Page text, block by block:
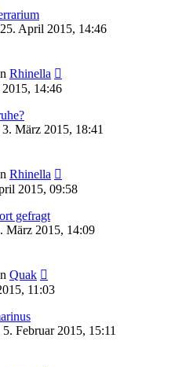
25. April 2015, 14:46
Rhinella
14:46
März 2015, 18:41
Rhinella
2015, 09:58
gefragt
März 2015, 14:09
Quak
11:03
Februar 2015, 15:11